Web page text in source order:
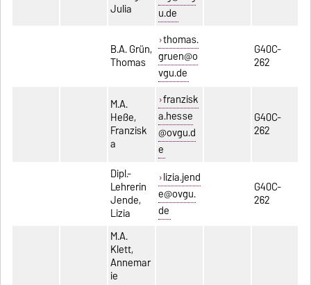
Julia
u.de
B.A. Grün,
Thomas
thomas.
gruen@o
vgu.de
G40C-
262
M.A.
Heße,
Franzisk
a
franzisk
a.hesse
@ovgu.d
e
G40C-
262
Dipl.-
Lehrerin
Jende,
Lizia
lizia.jend
e@ovgu.
de
G40C-
262
M.A.
Klett,
Annemar
ie